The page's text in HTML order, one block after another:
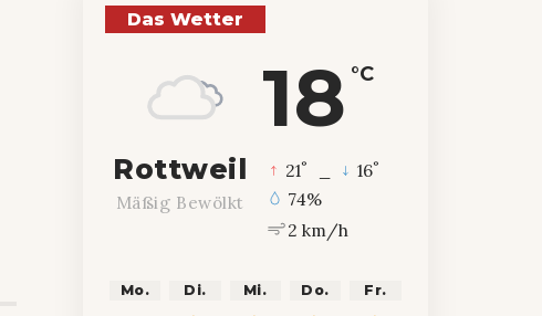
Das Wetter
18 °C
Rottweil
Mäßig Bewölkt
21° 16°
74%
2 km/h
Mo. Di. Mi. Do. Fr.